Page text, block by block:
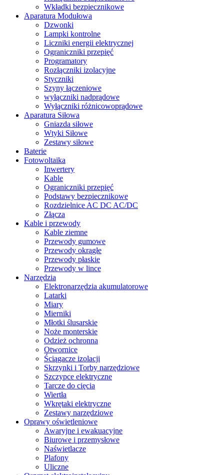
Wkładki bezpiecznikowe
Aparatura Modułowa
Dzwonki
Lampki kontrolne
Liczniki energii elektrycznej
Ograniczniki przepięć
Programatory
Rozłączniki izolacyjne
Styczniki
Szyny łączeniowe
wyłączniki nadprądowe
Wyłączniki różnicowoprądowe
Aparatura Siłowa
Gniazda siłowe
Wtyki Siłowe
Zestawy siłowe
Baterie
Fotowoltaika
Inwertery
Kable
Ograniczniki przepięć
Podstawy bezpiecznikowe
Rozdzielnice AC DC AC/DC
Złącza
Kable i przewody
Kable ziemne
Przewody gumowe
Przewody okrągłe
Przewody płaskie
Przewody w lince
Narzędzia
Elektronarzędzia akumulatorowe
Latarki
Miary
Mierniki
Młotki ślusarskie
Noże monterskie
Odzież ochronna
Otwornice
Ściągacze izolacji
Skrzynki i Torby narzędziowe
Szczypce elektryczne
Tarcze do cięcia
Wiertła
Wkrętaki elektryczne
Zestawy narzędziowe
Oprawy oświetleniowe
Awaryjne i ewakuacyjne
Biurowe i przemysłowe
Naświetlacze
Plafony
Uliczne